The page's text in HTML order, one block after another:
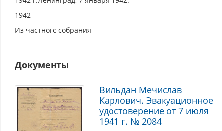
1942
Из частного собрания
Документы
Вильдан Мечислав
Карлович. Эвакуационное
удостоверение от 7 июля
1941 г. № 2084